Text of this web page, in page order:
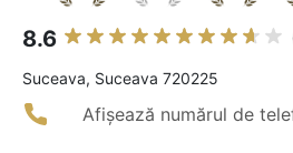
8.6
Suceava, Suceava 720225
Afișează numărul de